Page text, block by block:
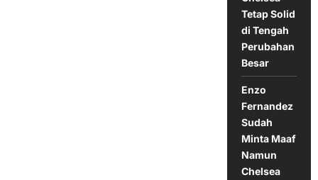
Tetap Solid
di Tengah
Perubahan
Besar
Enzo
Fernandez
Sudah
Minta Maaf
Namun
Chelsea